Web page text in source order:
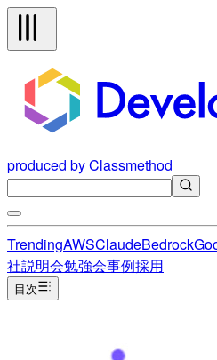
produced by Classmethod
TrendingAWSClaudeBedrock
社説明会勉強会事例採用
目次